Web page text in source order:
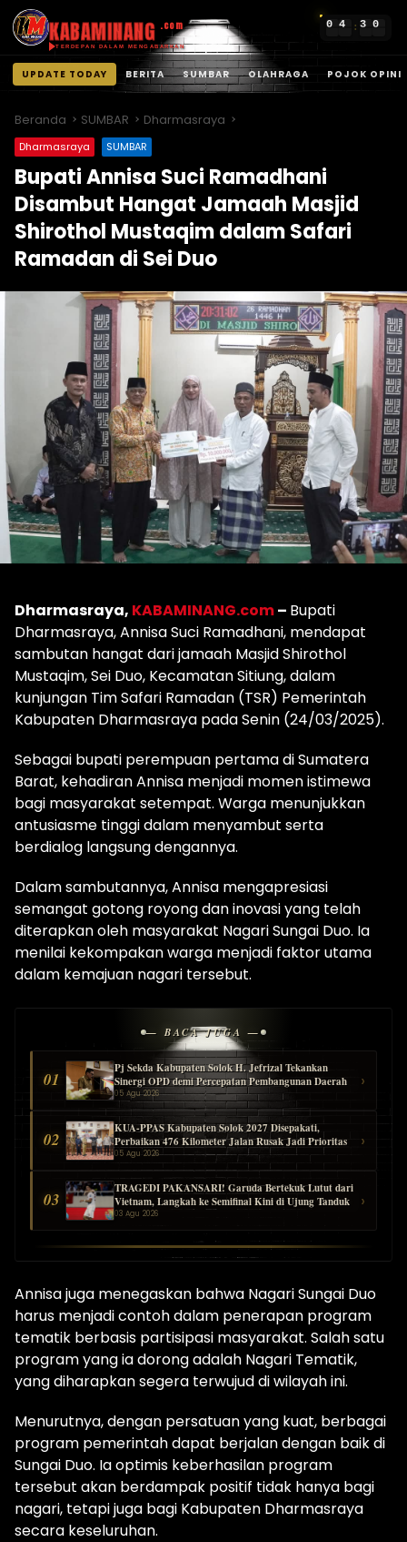
KABAMINANG .com
TERDEPAN DALAM MENGABARKAN
0 4 : 3 0
UPDATE TODAY BERITA SUMBAR OLAHRAGA POJOK OPINI
konten
Beranda SUMBAR Dharmasraya
Dharmasraya SUMBAR
Bupati Annisa Suci Ramadhani
Disambut Hangat Jamaah Masjid
Shirothol Mustaqim dalam Safari
Ramadan di Sei Duo
Dharmasraya, KABAMINANG.com– Bupati
Dharmasraya, Annisa Suci Ramadhani, mendapat
sambutan hangat dari jamaah Masjid Shirothol
Mustaqim, Sei Duo, Kecamatan Sitiung, dalam
kunjungan Tim Safari Ramadan (TSR) Pemerintah
Kabupaten Dharmasraya pada Senin (24/03/2025).
Sebagai bupati perempuan pertama di Sumatera
Barat, kehadiran Annisa menjadi momen istimewa
bagi masyarakat setempat. Warga menunjukkan
antusiasme tinggi dalam menyambut serta
berdialog langsung dengannya.
Dalam sambutannya, Annisa mengapresiasi
semangat gotong royong dan inovasi yang telah
diterapkan oleh masyarakat Nagari Sungai Duo. Ia
menilai kekompakan warga menjadi faktor utama
dalam kemajuan nagari tersebut.
— BACA JUGA —
01
Pj Sekda Kabupaten Solok H. Jefrizal Tekankan
Sinergi OPD demi Percepatan Pembangunan Daerah
05 Agu 2026
›
02
KUA-PPAS Kabupaten Solok 2027 Disepakati,
Perbaikan 476 Kilometer Jalan Rusak Jadi Prioritas
05 Agu 2026
›
03
TRAGEDI PAKANSARI! Garuda Bertekuk Lutut dari
Vietnam, Langkah ke Semifinal Kini di Ujung Tanduk
03 Agu 2026
›
Annisa juga menegaskan bahwa Nagari Sungai Duo
harus menjadi contoh dalam penerapan program
tematik berbasis partisipasi masyarakat. Salah satu
program yang ia dorong adalah Nagari Tematik,
yang diharapkan segera terwujud di wilayah ini.
Menurutnya, dengan persatuan yang kuat, berbagai
program pemerintah dapat berjalan dengan baik di
Sungai Duo. Ia optimis keberhasilan program
tersebut akan berdampak positif tidak hanya bagi
nagari, tetapi juga bagi Kabupaten Dharmasraya
secara keseluruhan.